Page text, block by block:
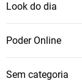
Look do dia
Poder Online
Sem categoria